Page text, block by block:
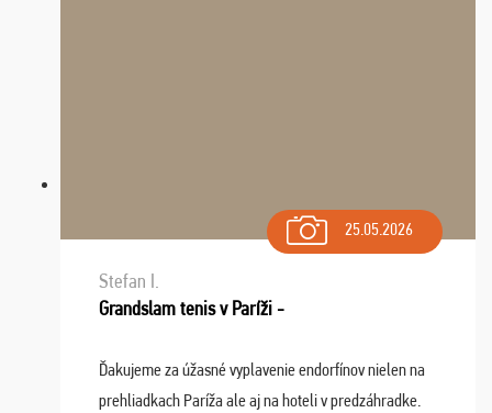
25.05.2026
Stefan I.
Grandslam tenis v Paríži -
Ďakujeme za úžasné vyplavenie endorfínov nielen na
prehliadkach Paríža ale aj na hoteli v predzáhradke.